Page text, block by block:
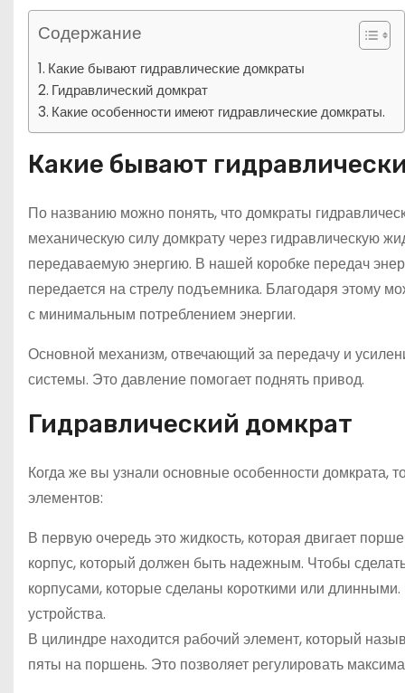
Содержание
Какие бывают гидравлические домкраты
Гидравлический домкрат
Какие особенности имеют гидравлические домкраты.
Какие бывают
По названию можно понять, что домкраты
механическую силу домкрату через гидравлическую
передаваемую энергию. В нашей коробке передач
передается на стрелу подъемника. Благодаря этому
с минимальным потреблением энергии.
Основной механизм, отвечающий за передачу и
системы. Это давление помогает поднять привод.
Гидравлический домкрат
Когда же вы узнали основные особенности домкрата,
элементов:
В первую очередь это жидкость, которая двигает
корпус, который должен быть надежным. Чтобы
корпусами, которые сделаны короткими или
устройства.
В цилиндре находится рабочий элемент, который
пяты на поршень. Это позволяет регулировать